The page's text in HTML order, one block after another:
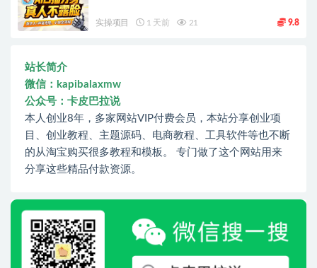
实操项目 1 天前 21 9.8
站长简介
微信：kapibalaxmw
公众号：卡皮巴拉说
本人创业8年，多家网站VIP付费会员，本站分享创业项
目、创业教程、主题源码、电商教程、工具软件等也不断
的从淘宝购买很多教程和模板。 专门做了这个网站用来
分享这些精品付款资源。